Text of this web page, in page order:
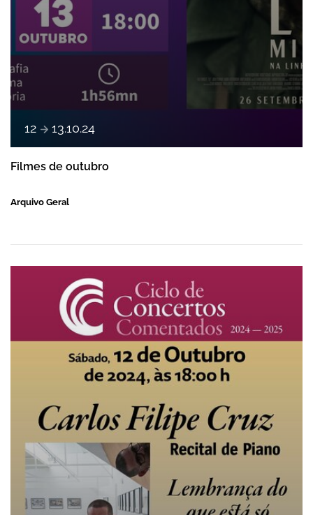
12 e 13.10.24
Filmes de outubro
Arquivo Geral
Recital de Piano